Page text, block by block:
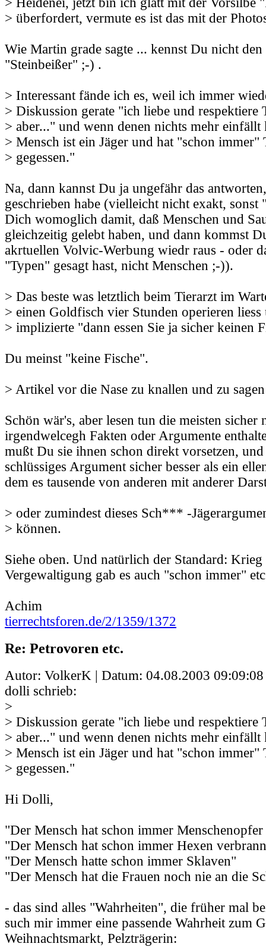
> überfordert, vermute es ist das mit der
Wie Martin grade sagte ... kennst Du nicht
"Steinbeißer" ;-) .
> Interessant fände ich es, weil ich immer
> Diskussion gerate "ich liebe und respektiere
> aber..." und wenn denen nichts mehr
> Mensch ist ein Jäger und hat "schon immer"
> gegessen."
Na, dann kannst Du ja ungefähr das
geschrieben habe (vielleicht nicht exakt, sonst
Dich womoglich damit, daß Menschen und
gleichzeitig gelebt haben, und dann kommst
akrtuellen Volvic-Werbung wiedr raus - oder
"Typen" gesagt hast, nicht Menschen ;-)).
> Das beste was letztlich beim Tierarzt im
> einen Goldfisch vier Stunden operieren liess
> implizierte "dann essen Sie ja sicher keinen
Du meinst "keine Fische".
> Artikel vor die Nase zu knallen und zu
Schön wär's, aber lesen tun die meisten sicher
irgendwelcegh Fakten oder Argumente
mußt Du sie ihnen schon direkt vorsetzen,
schlüssiges Argument sicher besser als ein
dem es tausende von anderen mit anderer
> oder zumindest dieses Sch*** -
> können.
Siehe oben. Und natürlich der Standard: Krieg
Vergewaltigung gab es auch "schon immer"
Achim
tierrechtsforen.de/2/1359/1372
Re: Petrovoren etc.
Autor: VolkerK | Datum: 04.08.2003 09:09:08
dolli schrieb:
>
> Diskussion gerate "ich liebe und respektiere
> aber..." und wenn denen nichts mehr
> Mensch ist ein Jäger und hat "schon immer"
> gegessen."
Hi Dolli,
"Der Mensch hat schon immer
"Der Mensch hat schon immer Hexen
"Der Mensch hatte schon immer Sklaven"
"Der Mensch hat die Frauen noch nie an die
- das sind alles "Wahrheiten", die früher mal
such mir immer eine passende Wahrheit zum
Weihnachtsmarkt, Pelzträgerin: